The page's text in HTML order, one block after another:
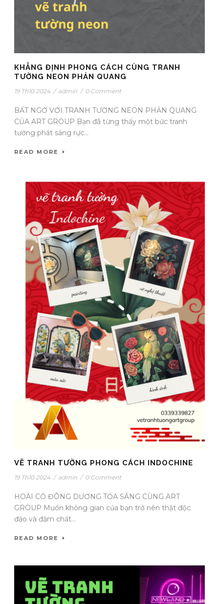
KHẲNG ĐỊNH PHONG CÁCH CÙNG TRANH
TƯỜNG NEON PHẢN QUANG
19 Th10 2024 / admin / 0 Comment
BẤT NGỜ VỚI TRANH TƯỜNG NEON PHẢN QUANG
CỦA ART GROUP Bạn đã từng thấy một bức tranh
tường phát sáng rực...
READ MORE
VẼ TRANH TƯỜNG PHONG CÁCH INDOCHINE
19 Th10 2024 / admin / 0 Comment
HOÀI CỔ ĐÔNG DƯƠNG TỎA SÁNG CÙNG ART
GROUP Muốn không gian của bạn trở nên thật độc
đáo và đậm chất...
READ MORE